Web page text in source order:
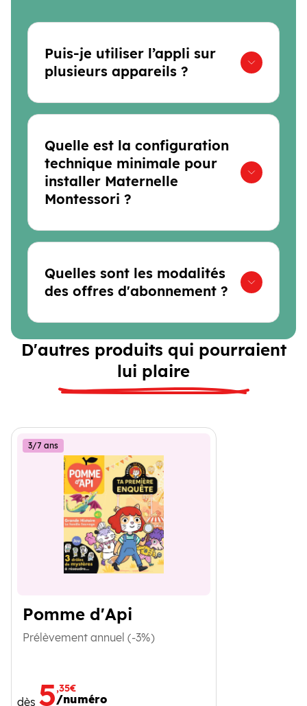
Puis-je utiliser l’appli sur
plusieurs appareils ?
Quelle est la configuration
technique minimale pour
installer Maternelle
Montessori ?
Quelles sont les modalités
des offres d'abonnement ?
D'autres produits qui pourraient
lui plaire
Pomme d'Api
3/7 ans
Prélèvement annuel (-3%)
dès 5,35€
/numéro